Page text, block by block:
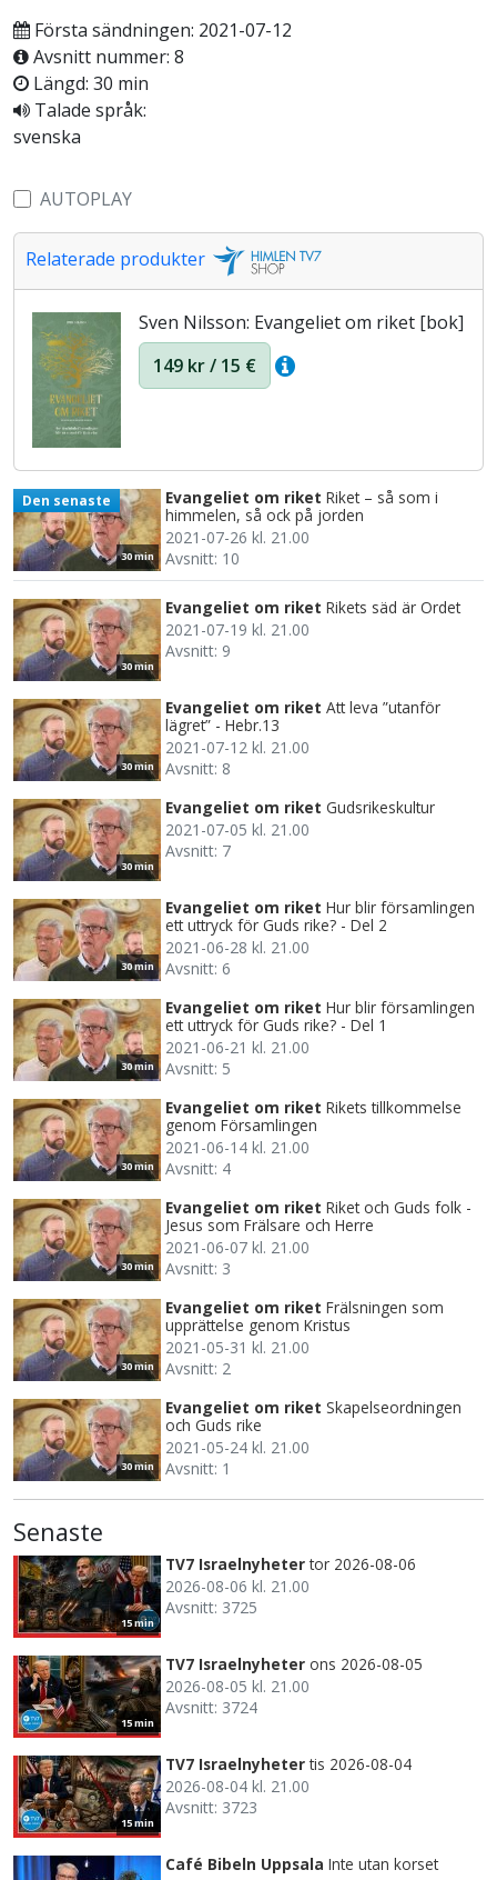
Första sändningen: 2021-07-12
Avsnitt nummer: 8
Längd: 30 min
Talade språk:
svenska
AUTOPLAY
Relaterade produkter
Sven Nilsson: Evangeliet om riket [bok]
149 kr / 15 €
30 min
Den senaste Evangeliet om riket Riket – så som i
himmelen, så ock på jorden
2021-07-26 kl. 21.00
Avsnitt: 10
30 min
Evangeliet om riket Rikets säd är Ordet
2021-07-19 kl. 21.00
Avsnitt: 9
30 min
Evangeliet om riket Att leva ”utanför
lägret” - Hebr.13
2021-07-12 kl. 21.00
Avsnitt: 8
30 min
Evangeliet om riket Gudsrikeskultur
2021-07-05 kl. 21.00
Avsnitt: 7
30 min
Evangeliet om riket Hur blir församlingen
ett uttryck för Guds rike? - Del 2
2021-06-28 kl. 21.00
Avsnitt: 6
30 min
Evangeliet om riket Hur blir församlingen
ett uttryck för Guds rike? - Del 1
2021-06-21 kl. 21.00
Avsnitt: 5
30 min
Evangeliet om riket Rikets tillkommelse
genom Församlingen
2021-06-14 kl. 21.00
Avsnitt: 4
30 min
Evangeliet om riket Riket och Guds folk -
Jesus som Frälsare och Herre
2021-06-07 kl. 21.00
Avsnitt: 3
30 min
Evangeliet om riket Frälsningen som
upprättelse genom Kristus
2021-05-31 kl. 21.00
Avsnitt: 2
30 min
Evangeliet om riket Skapelseordningen
och Guds rike
2021-05-24 kl. 21.00
Avsnitt: 1
Senaste
15 min
TV7 Israelnyheter tor 2026-08-06
2026-08-06 kl. 21.00
Avsnitt: 3725
15 min
TV7 Israelnyheter ons 2026-08-05
2026-08-05 kl. 21.00
Avsnitt: 3724
15 min
TV7 Israelnyheter tis 2026-08-04
2026-08-04 kl. 21.00
Avsnitt: 3723
Café Bibeln Uppsala Inte utan korset